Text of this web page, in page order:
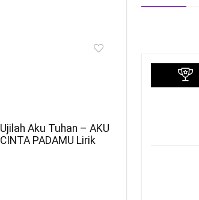
Ujilah Aku Tuhan – AKU
CINTA PADAMU Lirik